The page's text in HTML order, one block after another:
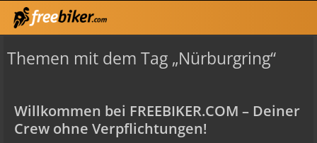
Themen mit dem Tag „Nürburgring“
Willkommen bei FREEBIKER.COM – Deiner
Crew ohne Verpflichtungen!